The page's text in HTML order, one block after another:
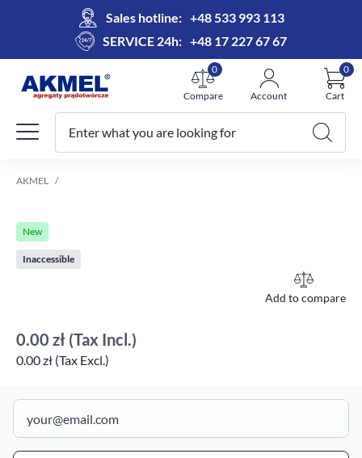
Sales hotline: +48 533 993 113
SERVICE 24h: +48 17 227 67 67
Compare
0
Account Cart
0
Your cart
Enter what you are looking for
AKMEL
New
Inaccessible
Add to compare
0.00 zł (Tax Incl.)
0.00 zł (Tax Excl.)